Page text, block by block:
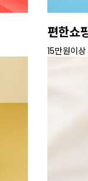
편한쇼
15만원이